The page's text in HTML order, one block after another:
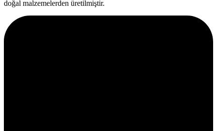
doğal malzemelerden üretilmiştir.